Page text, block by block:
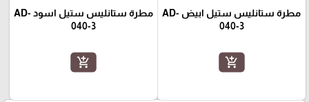
مطرة ستانليس ستيل ابيض AD-
040-3
add_shopping_cart
مطرة ستانليس ستيل اسود AD-
040-3
add_shopping_cart